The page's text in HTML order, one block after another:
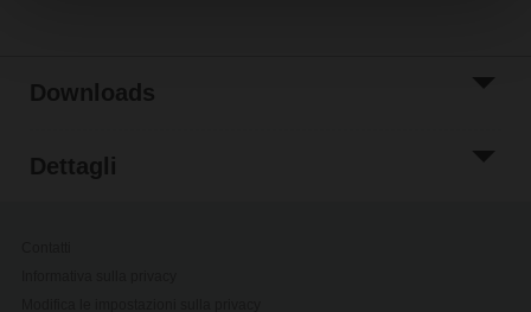
Downloads
Dettagli